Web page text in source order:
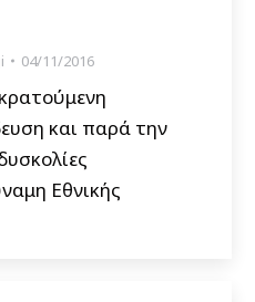
04/11/2016
και παρά την
Εθνικής